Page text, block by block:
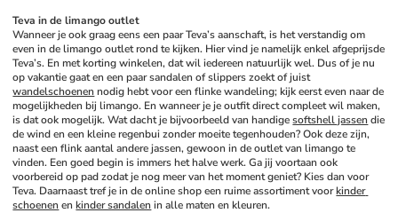
Teva in de limango outlet
Wanneer je ook graag eens een paar Teva’s aanschaft, is het verstandig om
even in de limango outlet rond te kijken. Hier vind je namelijk enkel afgeprijsde
Teva’s. En met korting winkelen, dat wil iedereen natuurlijk wel. Dus of je nu
op vakantie gaat en een paar sandalen of slippers zoekt of juist
wandelschoenen nodig hebt voor een flinke wandeling; kijk eerst even naar de
mogelijkheden bij limango. En wanneer je je outfit direct compleet wil maken,
is dat ook mogelijk. Wat dacht je bijvoorbeeld van handige softshell jassen die
de wind en een kleine regenbui zonder moeite tegenhouden? Ook deze zijn,
naast een flink aantal andere jassen, gewoon in de outlet van limango te
vinden. Een goed begin is immers het halve werk. Ga jij voortaan ook
voorbereid op pad zodat je nog meer van het moment geniet? Kies dan voor
Teva. Daarnaast tref je in de online shop een ruime assortiment voor kinder
schoenen en kinder sandalen in alle maten en kleuren.